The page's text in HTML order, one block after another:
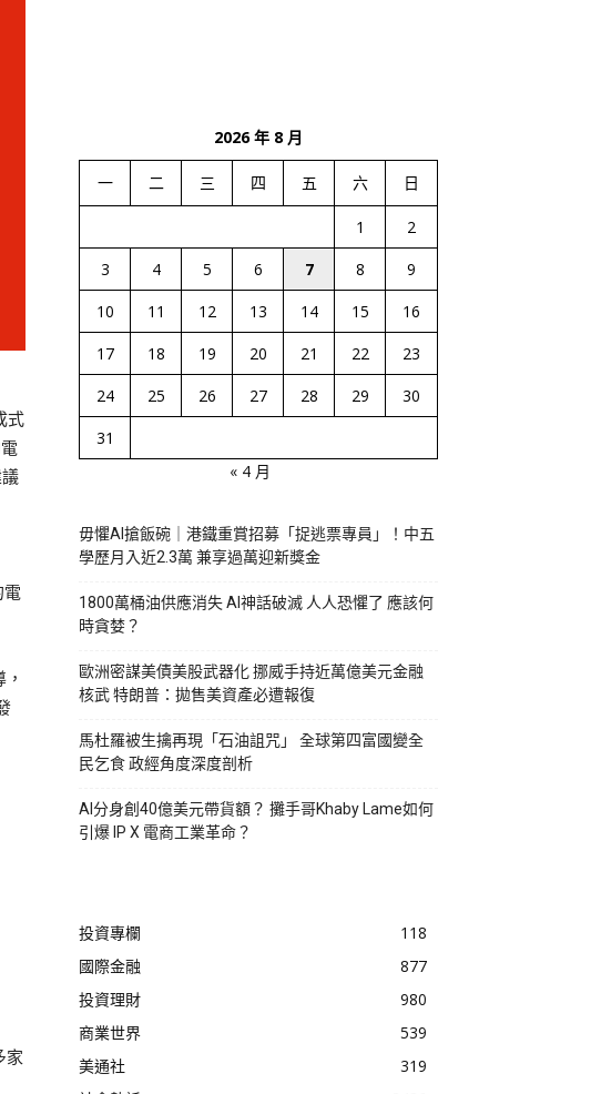
式
電
家
2026 年 8 月
一 二 三 四 五 六 日
1
2
3
4 5 6 7 8
9
10
11 12 13 14 15
16
17
18 19 20 21 22
23
24
25 26 27 28 29
30
31
« 4 月
毋懼AI搶飯碗｜港鐵重賞招募「捉逃票專員」！中五
學歷月入近2.3萬 兼享過萬迎新獎金
1800萬桶油供應消失 AI神話破滅 人人恐懼了 應該何
時貪婪？
歐洲密謀美債美股武器化 挪威手持近萬億美元金融
核武 特朗普：拋售美資產必遭報復
馬杜羅被生擒再現「石油詛咒」 全球第四富國變全
民乞食 政經角度深度剖析
AI分身創40億美元帶貨額？ 攤手哥Khaby Lame如何
引爆 IP X 電商工業革命？
投資專欄
118
國際金融
877
投資理財
980
商業世界
539
美通社
319